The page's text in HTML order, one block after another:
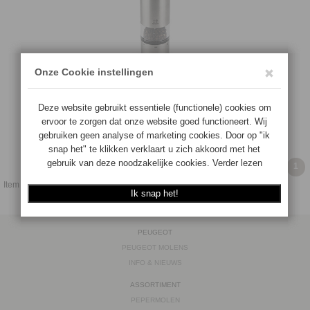
PEUGEOT ELIS SENSE U-SELECT 20CM (PEPERMOLEN)
103.55
BESTEL
Item
tot1(van1items)
PEUGEOT
PEUGEOT MOLENS
INFO & NIEUWS
ASSORTIMENT
PEPERMOLEN